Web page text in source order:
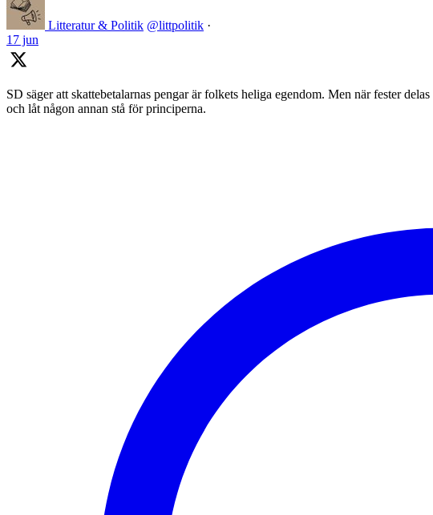
Litteratur & Politik @littpolitik ·
17 jun
SD säger att skattebetalarnas pengar är folkets heliga egendom. Men när fester
och låt någon annan stå för principerna.